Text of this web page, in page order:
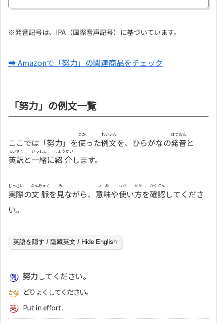
※発音記号は、IPA（国際音声記号）に基づいています。
➡ Amazonで「努力」の関連商品をチェック
「努力」の例文一覧
ここでは「努力」を使
つか
った例文
れいぶん
を、ひらがなの発音
はつおん
と
英訳
えいやく
と一緒
いっしょ
に紹介
しょうかい
します。
実際
じっさい
の文脈
ぶんみゃく
を見
み
ながら、 意味
いみ
や使
つか
い方
かた
を確認
かくにん
してくださ
い。
英語を隠す / 隐藏英文 / Hide English
努力してください。
どりょくしてください。
Put in effort.